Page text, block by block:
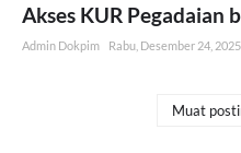
Akses KUR Pegadaian
Admin Dokpim Rabu, Desember 24, 2025
Muat